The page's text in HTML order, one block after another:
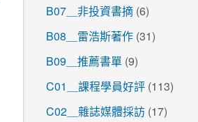
B07＿非投資書摘 (6)
B08＿雷浩斯著作 (31)
B09＿推薦書單 (9)
C01＿課程學員好評 (113)
C02＿雜誌媒體採訪 (17)